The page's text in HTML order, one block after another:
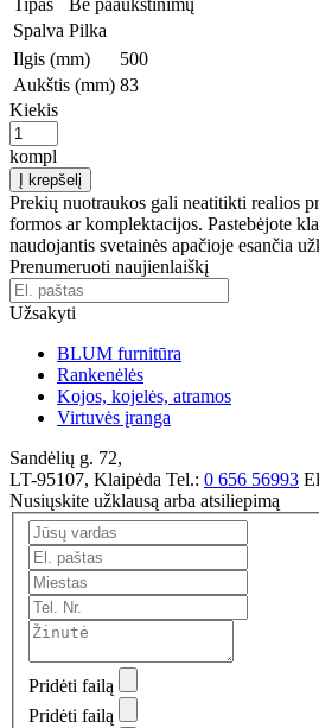
Spalva Pilka
Ilgis (mm)
500
Aukštis (mm) 83
Kiekis
kompl
Į krepšelį
Prekių nuotraukos gali neatitikti realios
formos ar komplektacijos. Pastebėjote
naudojantis svetainės apačioje esančia
Prenumeruoti naujienlaiškį
Užsakyti
BLUM furnitūra
Rankenėlės
Kojos, kojelės, atramos
Virtuvės įranga
Sandėlių g. 72,
LT-95107, Klaipėda Tel.: 0 656 56993
Nusiųskite užklausą arba atsiliepimą
Pridėti failą
Pridėti failą